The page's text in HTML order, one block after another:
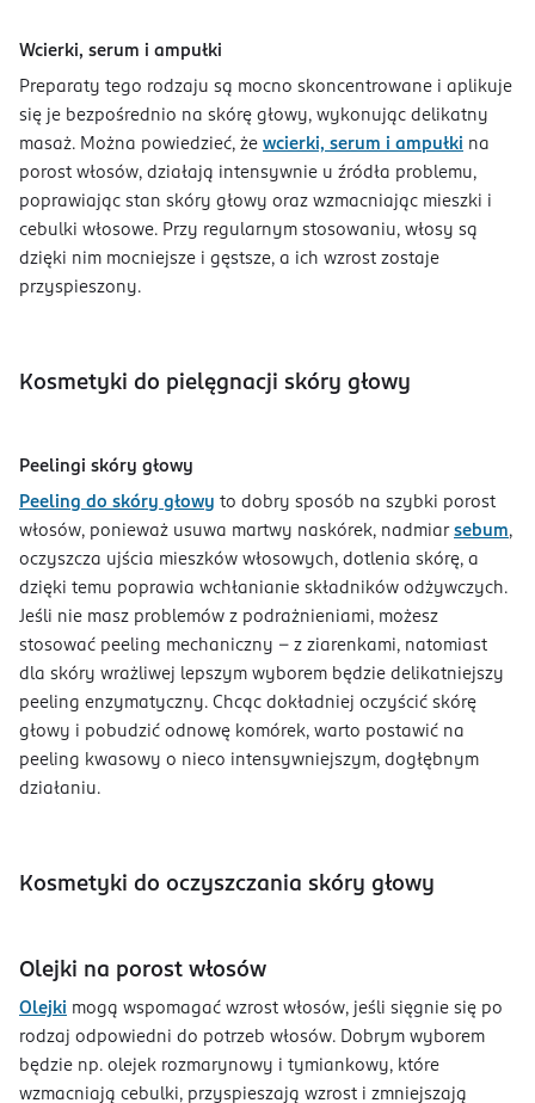
Wcierki, serum i ampułki
Preparaty tego rodzaju są mocno skoncentrowane i aplikuje
się je bezpośrednio na skórę głowy, wykonując delikatny
masaż. Można powiedzieć, że wcierki, serum i ampułki na
porost włosów, działają intensywnie u źródła problemu,
poprawiając stan skóry głowy oraz wzmacniając mieszki i
cebulki włosowe. Przy regularnym stosowaniu, włosy są
dzięki nim mocniejsze i gęstsze, a ich wzrost zostaje
przyspieszony.
Kosmetyki do pielęgnacji skóry głowy
Peelingi skóry głowy
Peeling do skóry głowy to dobry sposób na szybki porost
włosów, ponieważ usuwa martwy naskórek, nadmiar sebum,
oczyszcza ujścia mieszków włosowych, dotlenia skórę, a
dzięki temu poprawia wchłanianie składników odżywczych.
Jeśli nie masz problemów z podrażnieniami, możesz
stosować peeling mechaniczny – z ziarenkami, natomiast
dla skóry wrażliwej lepszym wyborem będzie delikatniejszy
peeling enzymatyczny. Chcąc dokładniej oczyścić skórę
głowy i pobudzić odnowę komórek, warto postawić na
peeling kwasowy o nieco intensywniejszym, dogłębnym
działaniu.
Kosmetyki do oczyszczania skóry głowy
Olejki na porost włosów
Olejki mogą wspomagać wzrost włosów, jeśli sięgnie się po
rodzaj odpowiedni do potrzeb włosów. Dobrym wyborem
będzie np. olejek rozmarynowy i tymiankowy, które
wzmacniają cebulki, przyspieszają wzrost i zmniejszają